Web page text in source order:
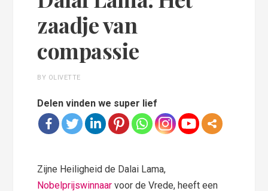
zaadje van
compassie
BY OLIVETTE
Delen vinden we super lief
Zijne Heiligheid de Dalai Lama,
Nobelprijswinnaarvoor de Vrede, heeft een